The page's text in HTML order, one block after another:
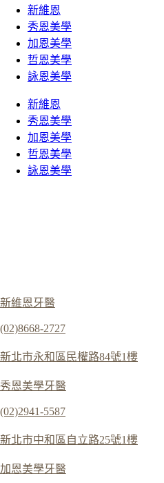
新維恩
秀恩美學
加恩美學
哲恩美學
詠恩美學
新維恩
秀恩美學
加恩美學
哲恩美學
詠恩美學
新維恩牙醫
(02)8668-2727
新北市永和區民權路84號1樓
秀恩美學牙醫
(02)2941-5587
新北市中和區自立路25號1樓
加恩美學牙醫